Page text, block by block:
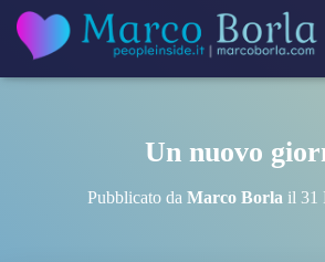
Un nuovo
Pubblicato da Marco Borla il 31